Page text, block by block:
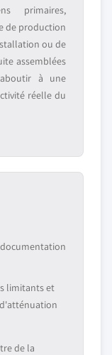
primaires,
de production
ou de
assemblées
à une
réelle du
limitants et
de la